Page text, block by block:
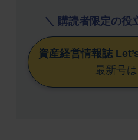
＼ 購読者限定の役
資産経営情報誌
最新号